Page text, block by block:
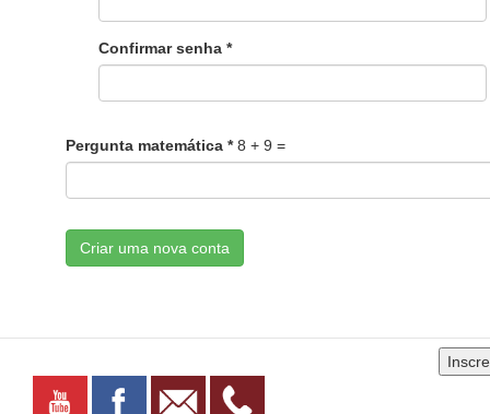
Confirmar senha *
Pergunta matemática *8 + 9 =
Criar uma nova conta